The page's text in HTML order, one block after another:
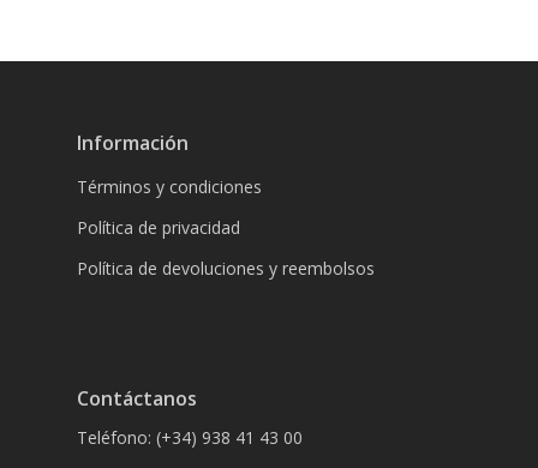
Información
Términos y condiciones
Política de privacidad
Política de devoluciones y reembolsos
Contáctanos
Teléfono: (+34) 938 41 43 00